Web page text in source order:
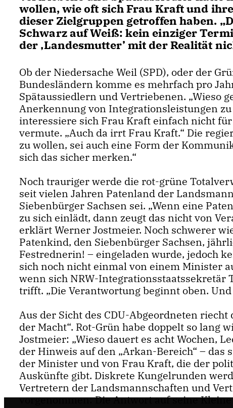
wollen, wie oft sich Frau Kraft und
dieser Zielgruppen getroffen haben.
Schwarz auf Weiß: kein einziger
der ‚Landesmutter’ mit der Realität
Ob der Niedersache Weil (SPD), oder der
Bundesländern komme es mehrfach pro
Spätaussiedlern und Vertriebenen. „Wieso
Anerkennung von Integrationsleistungen
interessiere sich Frau Kraft einfach nicht
vermute. „Auch da irrt Frau Kraft.“ Die
zu wollen, sei auch eine Form der
sich das sicher merken.“
Noch trauriger werde die rot-grüne
seit vielen Jahren Patenland der
Siebenbürger Sachsen sei. „Wenn eine
zu sich einlädt, dann zeugt das nicht von
erklärt Werner Jostmeier. Noch schwerer
Patenkind, den Siebenbürger Sachsen,
Festrednerin! – eingeladen wurde, jedoch
sich noch nicht einmal von einem Minister
wenn sich NRW-Integrationsstaatssekretär
trifft. „Die Verantwortung beginnt oben.
Aus der Sicht des CDU-Abgeordneten
der Macht“. Rot-Grün habe doppelt so lang
Jostmeier: „Wieso dauert es acht Wochen,
der Hinweis auf den „Arkan-Bereich“ –
der Minister und von Frau Kraft, die der
Auskünfte gibt. Diskrete Kungelrunden
Vertretern der Landsmannschaften und
vorgenommen: Die Antwort auf seine